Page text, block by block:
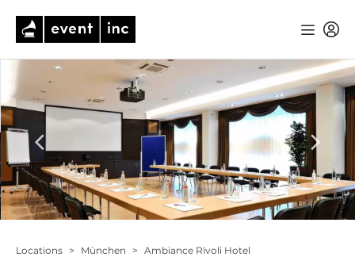
Locations > München > Ambiance Rivoli Hotel